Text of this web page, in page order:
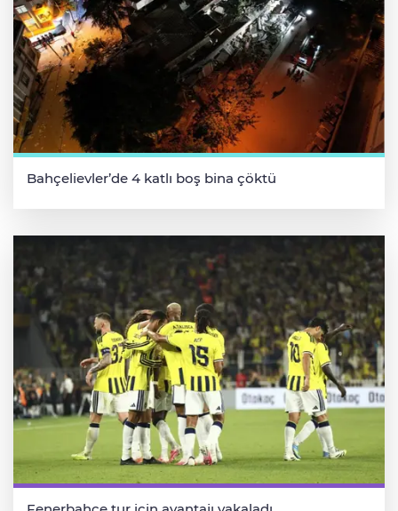
Bahçelievler’de 4 katlı boş bina çöktü